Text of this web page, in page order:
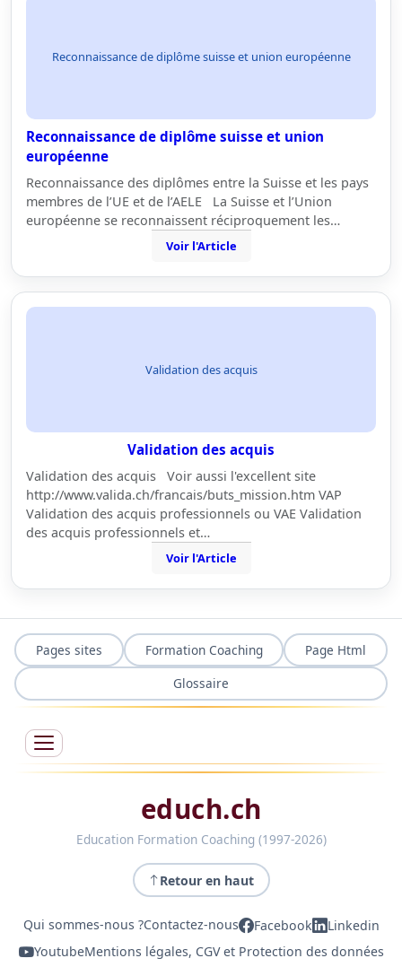
Reconnaissance de diplôme suisse et union européenne
Reconnaissance de diplôme suisse et union
européenne
Reconnaissance des diplômes entre la Suisse et les pays
membres de l’UE et de l’AELE La Suisse et l’Union
européenne se reconnaissent réciproquement les…
Voir l'Article
Validation des acquis
Validation des acquis
Validation des acquis Voir aussi l'excellent site
http://www.valida.ch/francais/buts_mission.htm VAP
Validation des acquis professionnels ou VAE Validation
des acquis professionnels et…
Voir l'Article
Pages sites Formation Coaching
Page Html
Glossaire
educh.ch
Education Formation Coaching (1997-2026)
Retour en haut
Qui sommes-nous ?Contactez-nous Facebook
Linkedin
YoutubeMentions légales, CGV et Protection des données